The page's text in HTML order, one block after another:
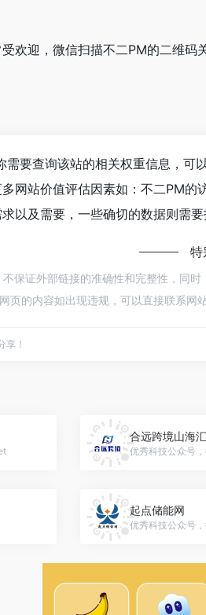
欢迎，微信扫描不二PM的二维码
要查询该站的相关权重信息，可
网站价值评估因素如：不二PM
以及需要，一些确切的数据则需
特
保证外部链接的准确性和完整性，同
页的内容如出现违规，可以直接联系网
享！
合远跨境山海汇
优秀科技公众号
起点储能网
优秀科技公众号